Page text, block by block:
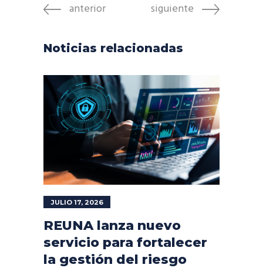
anterior siguiente
Noticias relacionadas
JULIO 17, 2026
REUNA lanza nuevo
servicio para fortalecer
la gestión del riesgo